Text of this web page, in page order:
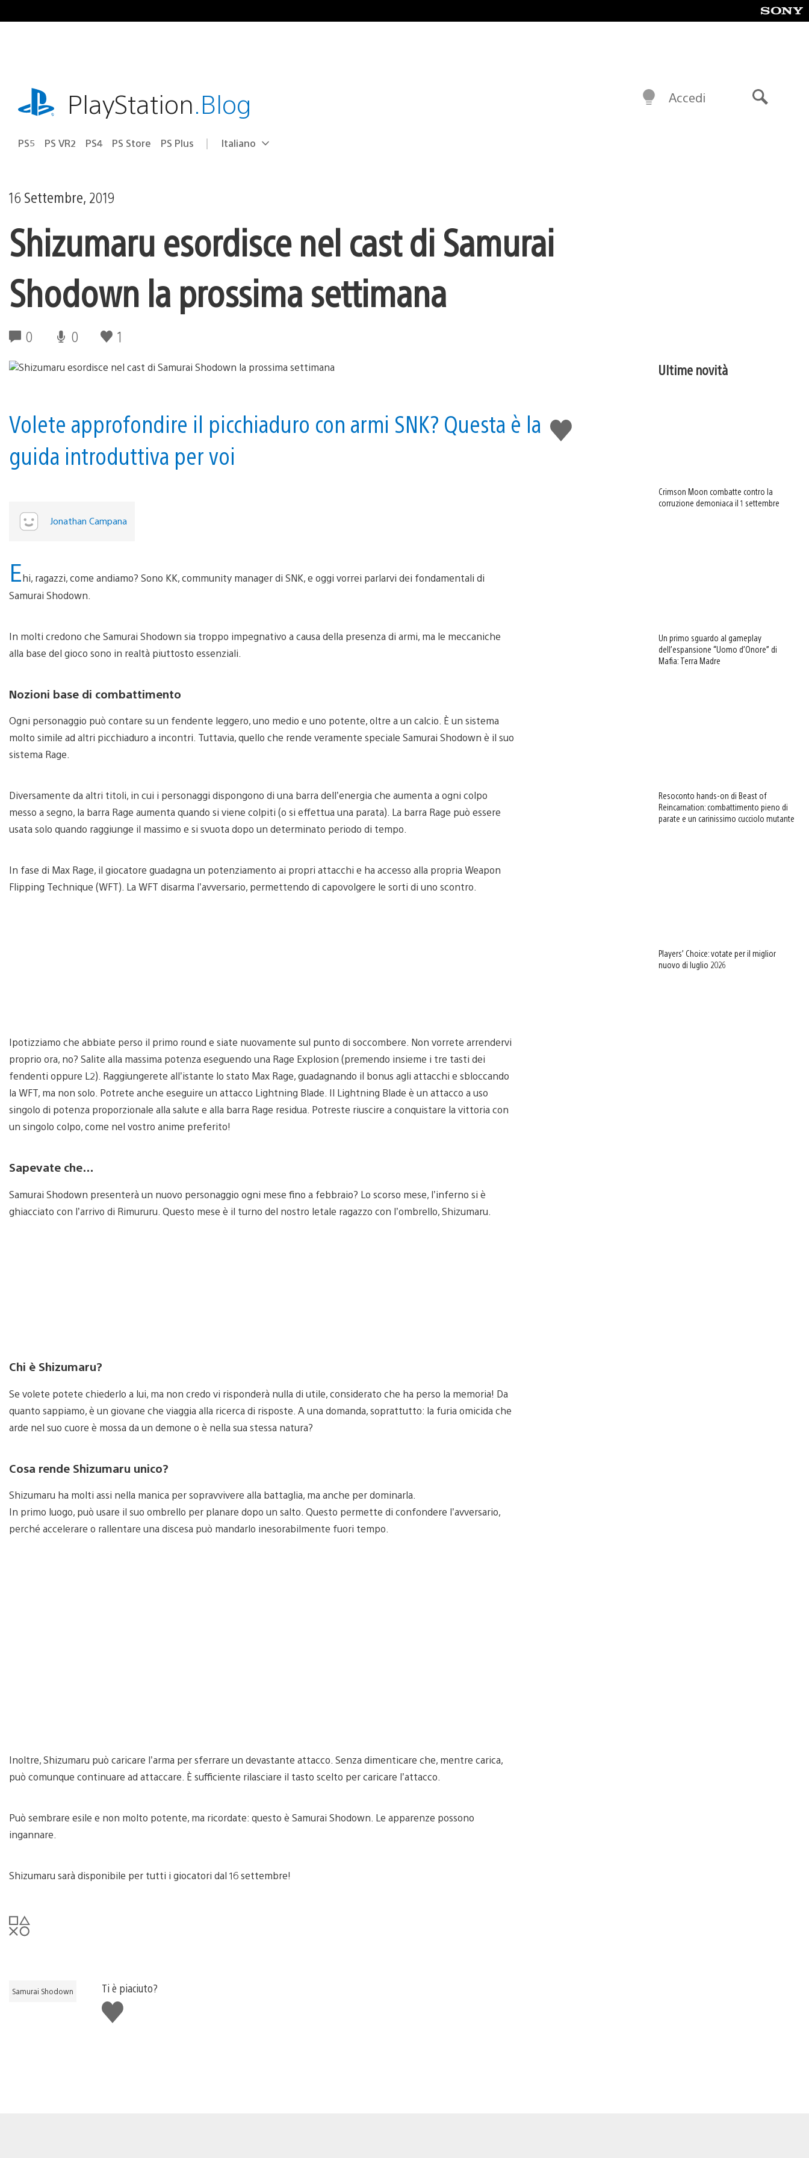
al
playstation.comPlayStation.Blog
PS5 PS VR2 PS4 PS Store PS Plus Seleziona
Regione
Italiano
Accedi
16 Settembre, 2019
Shizumaru esordisce nel cast di Samurai
Shodown la prossima settimana
0 0 1
Mi
piace
Volete approfondire il picchiaduro con armi SNK? Questa è la
guida introduttiva per voi
Jonathan Campana
Ehi, ragazzi, come andiamo? Sono KK, community manager di SNK, e oggi vorrei parlarvi dei fondamentali di
Samurai Shodown.
In molti credono che Samurai Shodown sia troppo impegnativo a causa della presenza di armi, ma le meccaniche
alla base del gioco sono in realtà piuttosto essenziali.
Nozioni base di combattimento
Ogni personaggio può contare su un fendente leggero, uno medio e uno potente, oltre a un calcio. È un sistema
molto simile ad altri picchiaduro a incontri. Tuttavia, quello che rende veramente speciale Samurai Shodown è il suo
sistema Rage.
Diversamente da altri titoli, in cui i personaggi dispongono di una barra dell’energia che aumenta a ogni colpo
messo a segno, la barra Rage aumenta quando si viene colpiti (o si effettua una parata). La barra Rage può essere
usata solo quando raggiunge il massimo e si svuota dopo un determinato periodo di tempo.
In fase di Max Rage, il giocatore guadagna un potenziamento ai propri attacchi e ha accesso alla propria Weapon
Flipping Technique (WFT). La WFT disarma l’avversario, permettendo di capovolgere le sorti di uno scontro.
Ipotizziamo che abbiate perso il primo round e siate nuovamente sul punto di soccombere. Non vorrete arrendervi
proprio ora, no? Salite alla massima potenza eseguendo una Rage Explosion (premendo insieme i tre tasti dei
fendenti oppure L2). Raggiungerete all’istante lo stato Max Rage, guadagnando il bonus agli attacchi e sbloccando
la WFT, ma non solo. Potrete anche eseguire un attacco Lightning Blade. Il Lightning Blade è un attacco a uso
singolo di potenza proporzionale alla salute e alla barra Rage residua. Potreste riuscire a conquistare la vittoria con
un singolo colpo, come nel vostro anime preferito!
Sapevate che…
Samurai Shodown presenterà un nuovo personaggio ogni mese fino a febbraio? Lo scorso mese, l’inferno si è
ghiacciato con l’arrivo di Rimururu. Questo mese è il turno del nostro letale ragazzo con l’ombrello, Shizumaru.
Chi è Shizumaru?
Se volete potete chiederlo a lui, ma non credo vi risponderà nulla di utile, considerato che ha perso la memoria! Da
quanto sappiamo, è un giovane che viaggia alla ricerca di risposte. A una domanda, soprattutto: la furia omicida che
arde nel suo cuore è mossa da un demone o è nella sua stessa natura?
Cosa rende Shizumaru unico?
Shizumaru ha molti assi nella manica per sopravvivere alla battaglia, ma anche per dominarla.
In primo luogo, può usare il suo ombrello per planare dopo un salto. Questo permette di confondere l’avversario,
perché accelerare o rallentare una discesa può mandarlo inesorabilmente fuori tempo.
Inoltre, Shizumaru può caricare l’arma per sferrare un devastante attacco. Senza dimenticare che, mentre carica,
può comunque continuare ad attaccare. È sufficiente rilasciare il tasto scelto per caricare l’attacco.
Può sembrare esile e non molto potente, ma ricordate: questo è Samurai Shodown. Le apparenze possono
ingannare.
Shizumaru sarà disponibile per tutti i giocatori dal 16 settembre!
Samurai Shodown
Ti è piaciuto?
Mi
piace
Ultime novità
Crimson Moon combatte contro la
corruzione demoniaca il 1 settembre
Un primo sguardo al gameplay
dell’espansione “Uomo d’Onore” di
Mafia: Terra Madre
Resoconto hands-on di Beast of
Reincarnation: combattimento pieno di
parate e un carinissimo cucciolo mutante
Players’ Choice: votate per il miglior
nuovo di luglio 2026